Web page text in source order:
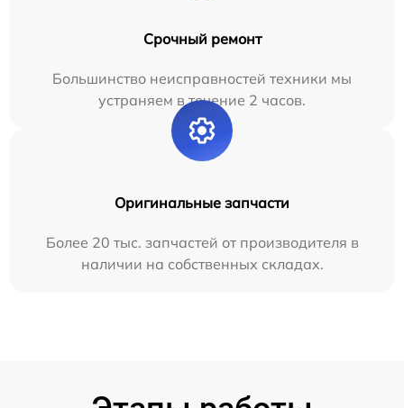
Срочный ремонт
Большинство неисправностей техники мы
устраняем в течение 2 часов.
Оригинальные запчасти
Более 20 тыс. запчастей от производителя в
наличии на собственных складах.